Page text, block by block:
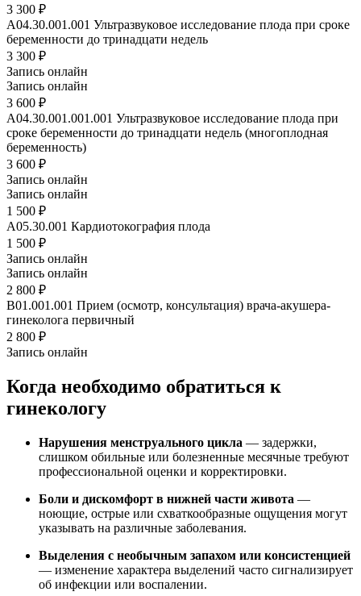
3 300 ₽
A04.30.001.001 Ультразвуковое исследование плода при сроке
беременности до тринадцати недель
3 300 ₽
Запись онлайн
Запись онлайн
3 600 ₽
A04.30.001.001.001 Ультразвуковое исследование плода при
сроке беременности до тринадцати недель (многоплодная
беременность)
3 600 ₽
Запись онлайн
Запись онлайн
1 500 ₽
A05.30.001 Кардиотокография плода
1 500 ₽
Запись онлайн
Запись онлайн
2 800 ₽
B01.001.001 Прием (осмотр, консультация) врача-акушера-
гинеколога первичный
2 800 ₽
Запись онлайн
Когда необходимо обратиться к
гинекологу
Нарушения менструального цикла — задержки,
слишком обильные или болезненные месячные требуют
профессиональной оценки и корректировки.
Боли и дискомфорт в нижней части живота —
ноющие, острые или схваткообразные ощущения могут
указывать на различные заболевания.
Выделения с необычным запахом или консистенцией
— изменение характера выделений часто сигнализирует
об инфекции или воспалении.